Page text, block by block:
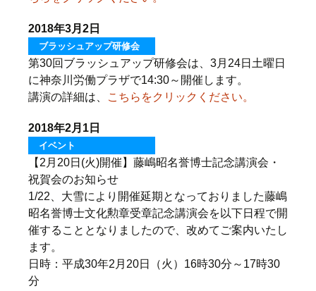
2018年3月2日
ブラッシュアップ研修会
第30回ブラッシュアップ研修会は、3月24日土曜日
に神奈川労働プラザで14:30～開催します。
講演の詳細は、
こちらをクリックください。
2018年2月1日
イベント
【2月20日(火)開催】藤嶋昭名誉博士記念講演会・
祝賀会のお知らせ
1/22、大雪により開催延期となっておりました藤嶋
昭名誉博士文化勲章受章記念講演会を以下日程で開
催することとなりましたので、改めてご案内いたし
ます。
日時：平成30年2月20日（火）16時30分～17時30
分